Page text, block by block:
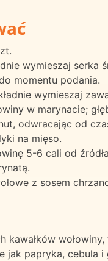
wymieszaj
momentu podania.
wymieszaj
w marynacie;
odwracając od
na mięso.
5-6 cali od
z sosem
kawałków
jak papryka, cebula